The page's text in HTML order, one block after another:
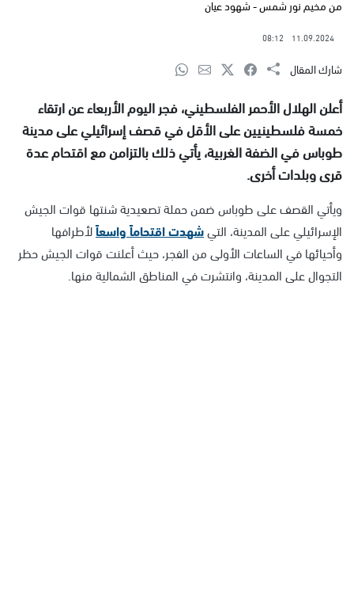
من مخيم نور شمس - شهود عيان
11.09.2024
08:12
شارك المقال
أعلن الهلال الأحمر الفلسطيني، فجر اليوم الأربعاء عن ارتقاء
خمسة فلسطينيين على الأقل في قصف إسرائيلي على مدينة
طوباس في الضفة الغربية، يأتي ذلك بالتزامن مع اقتحام عدة
قرى وبلدات أخرى.
ويأتي القصف على طوباس ضمن حملة تصعيدية شنتها قوات الجيش
الإسرائيلي على المدينة، التيشهدت اقتحاماً واسعاًلأطرافها
وأحيائها في الساعات الأولى من الفجر، حيث أعلنت قوات الجيش حظر
التجوال على المدينة، وانتشرت في المناطق الشمالية منها.